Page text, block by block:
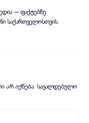
— ფაქტებზე
საქართველოსთვის.
არ იქნება. სავალდებულო